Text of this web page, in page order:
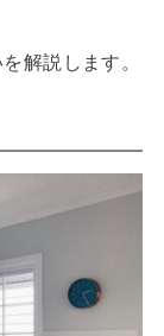
解説します。